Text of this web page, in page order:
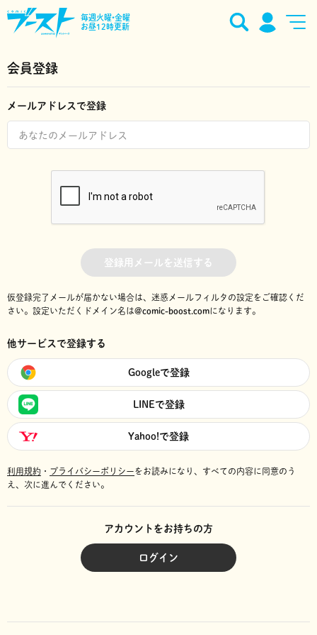
毎週火曜•金曜
お昼12時更新
会員登録
メールアドレスで登録
登録用メールを送信する
仮登録完了メールが届かない場合は、迷惑メールフィルタの設定をご確認くだ
さい。 設定いただくドメイン名は@comic-boost.comになります。
他サービスで登録する
Googleで登録
LINEで登録
Yahoo!で登録
利用規約 ・ プライバシーポリシーをお読みになり、 すべての内容に同意のう
え、次に進んでください。
アカウントをお持ちの方
ログイン